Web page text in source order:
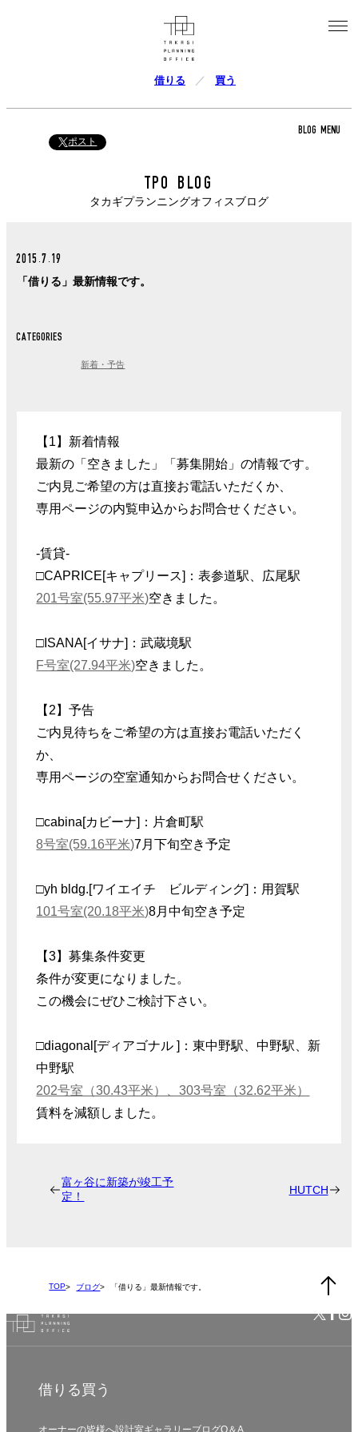
借りる 買う
ポスト
BLOG MENU
TPO BLOG
タカギプランニングオフィスブログ
2015.7.19
「借りる」最新情報です。
CATEGORIES
新着・予告
【1】新着情報
最新の「空きました」「募集開始」の情報です。
ご内見ご希望の方は直接お電話いただくか、
専用ページの内覧申込からお問合せください。
-賃貸-
□CAPRICE[キャプリース]：表参道駅、広尾駅
201号室(55.97平米)空きました。
□ISANA[イサナ]：武蔵境駅
F号室(27.94平米)空きました。
【2】予告
ご内見待ちをご希望の方は直接お電話いただく
か、
専用ページの空室通知からお問合せください。
□cabina[カビーナ]：片倉町駅
8号室(59.16平米)7月下旬空き予定
□yh bldg.[ワイエイチ ビルディング]：用賀駅
101号室(20.18平米)8月中旬空き予定
【3】募集条件変更
条件が変更になりました。
この機会にぜひご検討下さい。
□diagonal[ディアゴナル ]：東中野駅、中野駅、新
中野駅
202号室（30.43平米）、303号室（32.62平米）
賃料を減額しました。
富ヶ谷に新築が竣工予
定！
HUTCH
TOP ブログ 「借りる」最新情報です。
借りる 買う
オーナーの皆様へ設計室ギャラリーブログQ＆A